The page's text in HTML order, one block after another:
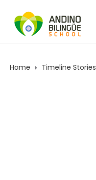
Home
Timeline Stories